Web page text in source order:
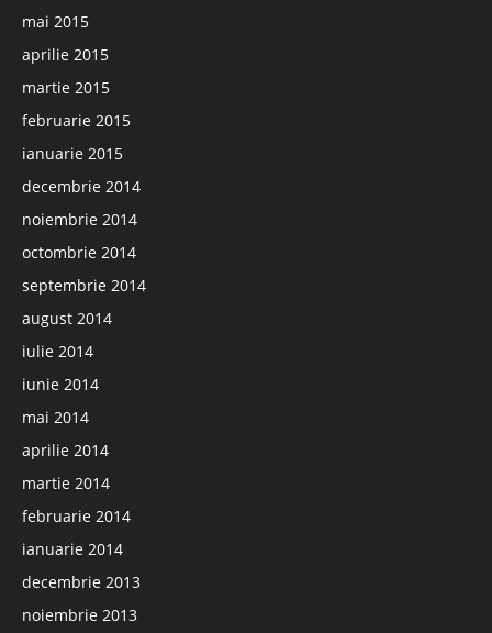
mai 2015
aprilie 2015
martie 2015
februarie 2015
ianuarie 2015
decembrie 2014
noiembrie 2014
octombrie 2014
septembrie 2014
august 2014
iulie 2014
iunie 2014
mai 2014
aprilie 2014
martie 2014
februarie 2014
ianuarie 2014
decembrie 2013
noiembrie 2013